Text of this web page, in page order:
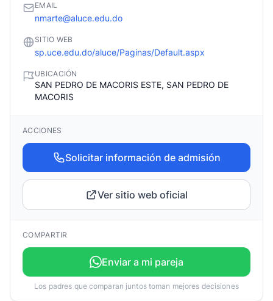
EMAIL
nmarte@aluce.edu.do
SITIO WEB
sp.uce.edu.do/aluce/Paginas/Default.aspx
UBICACIÓN
SAN PEDRO DE MACORIS ESTE, SAN PEDRO DE
MACORIS
ACCIONES
Solicitar información de admisión
Ver sitio web oficial
COMPARTIR
Enviar a mi pareja
Los padres que comparan juntos toman mejores decisiones